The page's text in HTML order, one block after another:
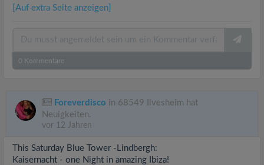
[Auf extra Seite anzeigen]
0 Kommentare
Foreverdisco in 68549 Ilvesheim hat
Neuigkeiten.
vor 12 Jahren
This Saturday Blue Tower -Lindbergh:
Kaisernacht - one Night in amazing Ibiza!